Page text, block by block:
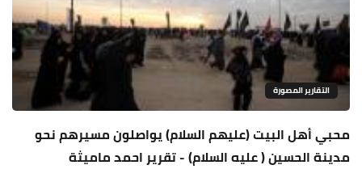
التقارير المصورة
محبي أهل البيت (عليهم السلام) يواصلون مسيرهم نحو
مدينة الحسين ( عليه السلام) - تقرير احمد ماميثة